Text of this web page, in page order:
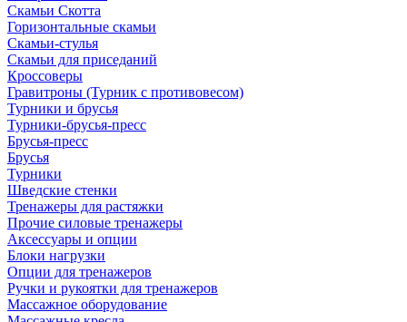
Скамьи Скотта
Горизонтальные скамьи
Скамьи-стулья
Скамьи для приседаний
Кроссоверы
Гравитроны (Турник с противовесом)
Турники и брусья
Турники-брусья-пресс
Брусья-пресс
Брусья
Турники
Шведские стенки
Тренажеры для растяжки
Прочие силовые тренажеры
Аксессуары и опции
Блоки нагрузки
Опции для тренажеров
Ручки и рукоятки для тренажеров
Массажное оборудование